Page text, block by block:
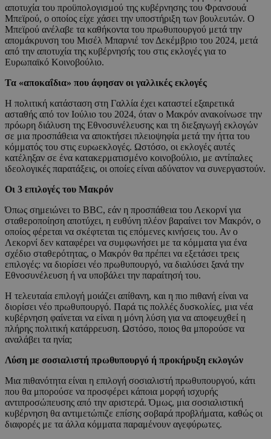
αποτυχία του προϋπολογισμού της κυβέρνησης του Φρανσουά
Μπεϊρού, ο οποίος είχε χάσει την υποστήριξη των βουλευτών. Ο
Μπεϊρού ανέλαβε τα καθήκοντα του πρωθυπουργού μετά την
απομάκρυνση του Μισέλ Μπαρνιέ τον Δεκέμβριο του 2024, μετά
από την αποτυχία της κυβέρνησής του στις εκλογές για το
Ευρωπαϊκό Κοινοβούλιο.
Τα «αποκαΐδια» που άφησαν οι γαλλικές εκλογές
Η πολιτική κατάσταση στη Γαλλία έχει καταστεί εξαιρετικά
ασταθής από τον Ιούλιο του 2024, όταν ο Μακρόν ανακοίνωσε την
πρόωρη διάλυση της Εθνοσυνέλευσης και τη διεξαγωγή εκλογών
σε μια προσπάθεια να αποκτήσει πλειοψηφία μετά την ήττα του
κόμματός του στις ευρωεκλογές. Ωστόσο, οι εκλογές αυτές
κατέληξαν σε ένα κατακερματισμένο κοινοβούλιο, με αντίπαλες
ιδεολογικές παρατάξεις, οι οποίες είναι αδύνατον να συνεργαστούν.
Οι 3 επιλογές του Μακρόν
Όπως σημειώνει το BBC, εάν η προσπάθεια του Λεκορνί για
σταθεροποίηση αποτύχει, η ευθύνη πλέον βαραίνει τον Μακρόν, ο
οποίος φέρεται να σκέφτεται τις επόμενες κινήσεις του. Αν ο
Λεκορνί δεν καταφέρει να συμφωνήσει με τα κόμματα για ένα
σχέδιο σταθερότητας, ο Μακρόν θα πρέπει να εξετάσει τρεις
επιλογές: να διορίσει νέο πρωθυπουργό, να διαλύσει ξανά την
Εθνοσυνέλευση ή να υποβάλει την παραίτησή του.
Η τελευταία επιλογή μοιάζει απίθανη, και η πιο πιθανή είναι να
διορίσει νέο πρωθυπουργό. Παρά τις πολλές δυσκολίες, μια νέα
κυβέρνηση φαίνεται να είναι η μόνη λύση για να αποφευχθεί η
πλήρης πολιτική κατάρρευση. Ωστόσο, ποιος θα μπορούσε να
αναλάβει τα ηνία;
Λύση με σοσιαλιστή πρωθυπουργό ή προκήρυξη εκλογών
Μια πιθανότητα είναι η επιλογή σοσιαλιστή πρωθυπουργού, κάτι
που θα μπορούσε να προσφέρει κάποια μορφή ισχυρής
αντιπροσώπευσης από την αριστερά. Όμως, μια σοσιαλιστική
κυβέρνηση θα αντιμετώπιζε επίσης σοβαρά προβλήματα, καθώς οι
διαφορές με τα άλλα κόμματα παραμένουν αγεφύρωτες.